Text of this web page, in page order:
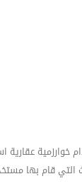
عقارية
قام بها مستخدمي